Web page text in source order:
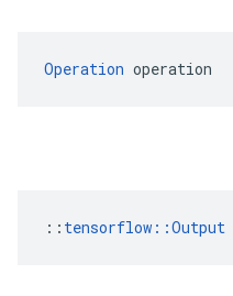
Operation operation
:: tensorflow::Output